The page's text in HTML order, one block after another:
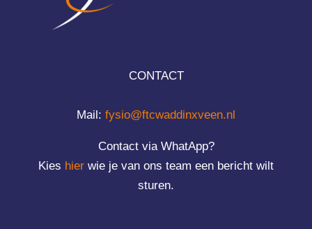
CONTACT
Mail: fysio@ftcwaddinxveen.nl
Contact via WhatApp?
Kies hier wie je van ons team een bericht wilt
sturen.